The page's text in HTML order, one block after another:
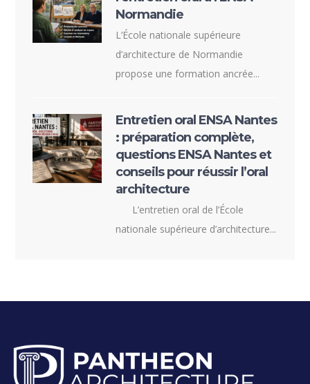
Normandie
L’École nationale supérieure
d’architecture de Normandie
propose une formation ancrée...
Entretien oral ENSA Nantes
: préparation complète,
questions ENSA Nantes et
conseils pour réussir l’oral
architecture
L’entretien oral de l’École
nationale supérieure d’architecture...